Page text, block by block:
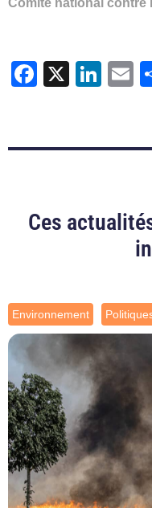
Comité national contre
Facebook
X
Ces
Environnement